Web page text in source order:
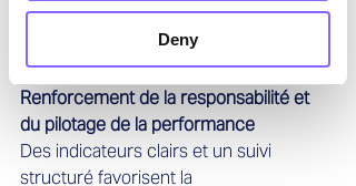
Deny
L’amélioration du pilotage du pipeline et
des processus de vente accroît
l’efficacité opérationnelle.
Renforcement de la responsabilité et
du pilotage de la performance
Des indicateurs clairs et un suivi
structuré favorisent la